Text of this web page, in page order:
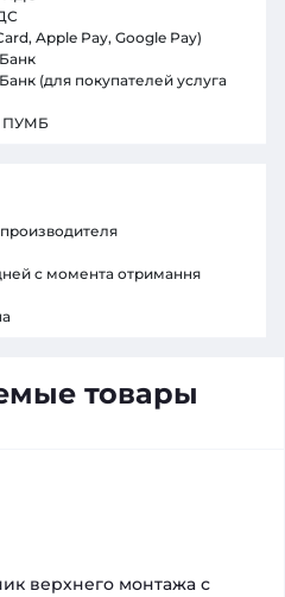
товары
верхнего монтажа с
Apple Pay, Google Pay)
(для покупателей услуга
ПУМБ
с момента отримання